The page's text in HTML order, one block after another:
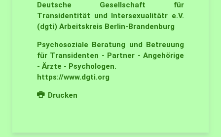
Deutsche Gesellschaft für
Transidentität und Intersexualitätr e.V.
(dgti) Arbeitskreis Berlin-Brandenburg
Psychosoziale Beratung und Betreuung
für Transidenten - Partner - Angehörige
- Ärzte - Psychologen.
https://www.dgti.org
Drucken